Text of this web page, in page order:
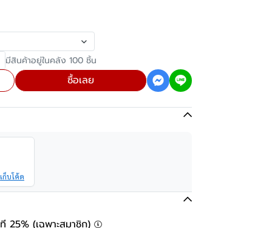
มีสินค้าอยู่ในคลัง 100 ชิ้น
ซื้อเลย
เก็บโค้ด
(เฉพาะสมาชิก)